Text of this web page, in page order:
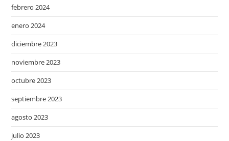
febrero 2024
enero 2024
diciembre 2023
noviembre 2023
octubre 2023
septiembre 2023
agosto 2023
julio 2023